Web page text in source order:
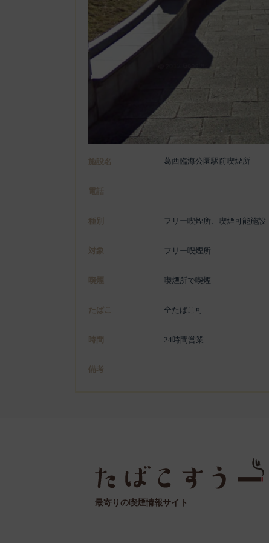
施設名 葛西臨海公園駅前喫煙所
電話
種別 フリー喫煙所、喫煙可能施設
対象 フリー喫煙所
喫煙 喫煙所で喫煙
たばこ 全たばこ可
時間 24時間営業
備考
最寄りの喫煙情報サイト